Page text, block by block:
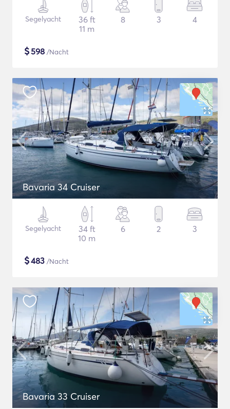
Segelyacht
36 ft
11 m
8 3 4
$598 /Nacht
Bavaria 34 Cruiser
Segelyacht
34 ft
10 m
6 2 3
$483 /Nacht
Bavaria 33 Cruiser